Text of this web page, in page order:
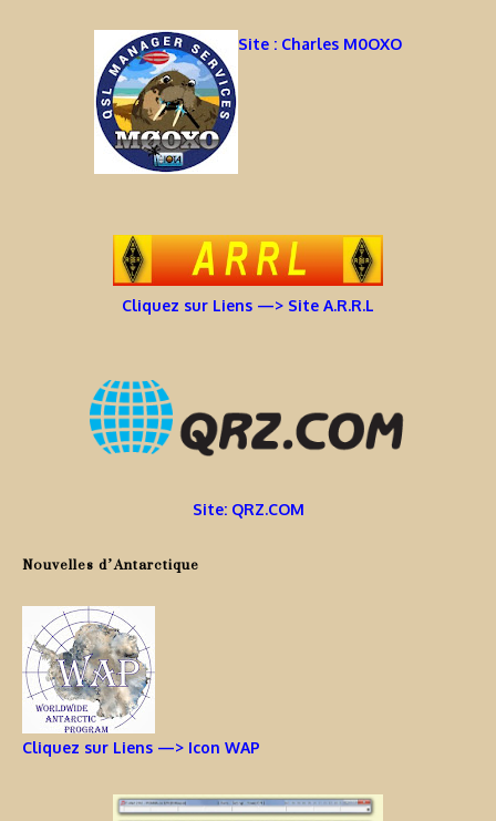
Site : Charles M0OXO
Cliquez sur Liens —> Site A.R.R.L
Site: QRZ.COM
Nouvelles d’Antarctique
Cliquez sur Liens —> Icon WAP